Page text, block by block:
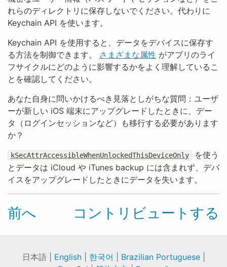
れらのディレクトリに保存しないでください。代わりに
Keychain API を使います。
Keychain API を使用すると、データをデバイスに保存す
る方法を制御できます。 さまざまな属性 がアプリのライ
フサイクルにどのように影響するかをよく理解しているこ
とを確認してください。
あなた自身に問いかけるべき見落としがちな質問：ユーザ
ーが新しい iOS 端末にアップグレードしたときに、デー
タ（ログインセッションなど）も移行する必要があります
か？
kSecAttrAccessibleWhenUnlockedThisDeviceOnly
を使う
とデータは iCloud や iTunes backup には含まれず、デバ
イスをアップグレードしたときにデータを失います。
前へ コントリビュートする
日本語 | English| 한국어 Brazilian Portuguese|